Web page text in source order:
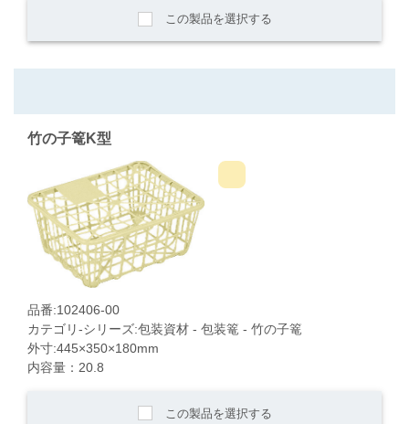
この製品を選択する
竹の子篭K型
品番:102406-00
カテゴリ-シリーズ:包装資材 - 包装篭 - 竹の子篭
外寸:445×350×180mm
内容量：20.8
この製品を選択する